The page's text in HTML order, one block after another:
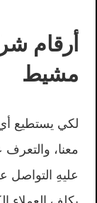
أرقام
مشيط
لكي يستطيع
معنا، والتعرف
عليهِ التواصل